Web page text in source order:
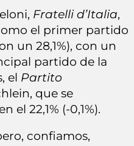
Fratelli d’Italia,
el primer partido
un 28,1%), con un
partido de la
el Partito
que se
el 22,1% (-0,1%).
confiamos,